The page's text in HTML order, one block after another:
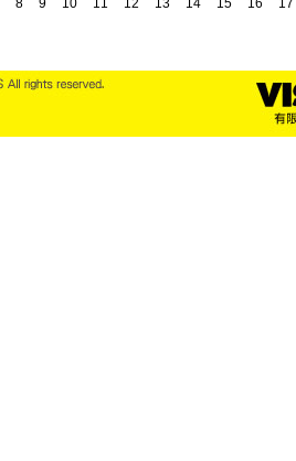
8 9 10 11 12 13 14 15 16 17